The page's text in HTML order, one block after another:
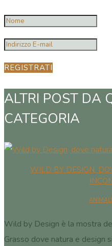
REGISTRATI
ALTRI POST DA
CATEGORIA
WILD BY DESIGN,
ANIMALI
Wild by Design è la mostra
Grasso dove natura e design